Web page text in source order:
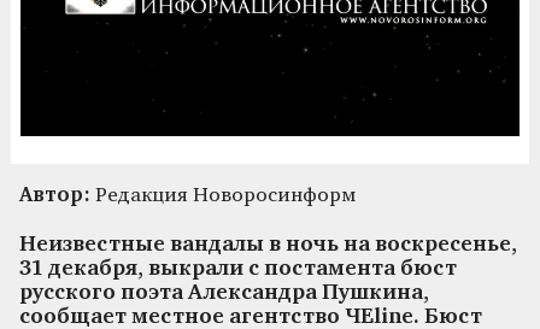
Автор: Редакция Новоросинформ
Неизвестные вандалы в ночь на воскресенье,
31 декабря, выкрали с постамента бюст
русского поэта Александра Пушкина,
сообщает местное агентство ЧЕline. Бюст